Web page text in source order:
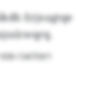
Erjxugtqe
134759/1